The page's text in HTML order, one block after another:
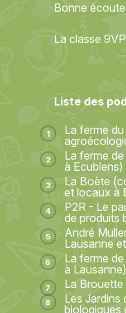
Bonne
La classe
Liste des
La ferme
La ferme
à Ecublens)
La Boète
et locaux à
P2R - Le
de produits
André
Lausanne
La ferme
à Lausanne)
La Brouette
Les Jardins
biologiques